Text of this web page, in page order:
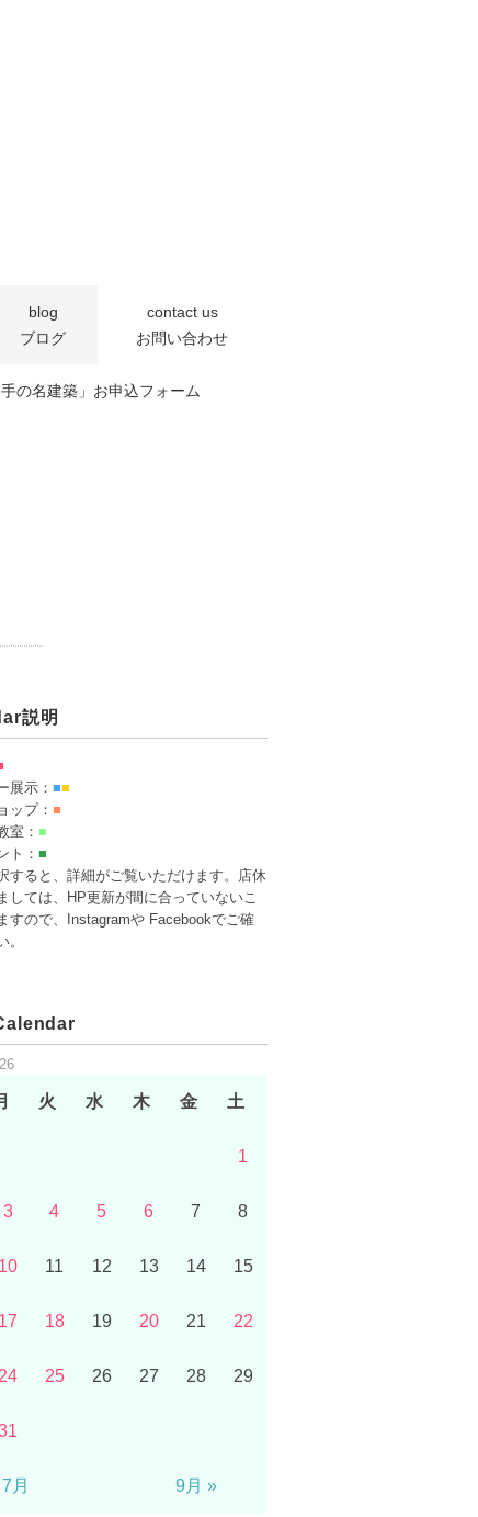
blog
ブログ
contact us
お問い合わせ
の名建築」お申込フォーム
説明
展示：■■
ップ：■
室：■
ト：■
すると、詳細がご覧いただけます。店休
しては、HP更新が間に合っていないこ
すので、Instagramや Facebookでご確
。
火 水 木 金 土
1
3 4 5 6 7 8
10 11 12 13 14 15
17 18 19 20 21 22
24 25 26 27 28 29
月 9月 »